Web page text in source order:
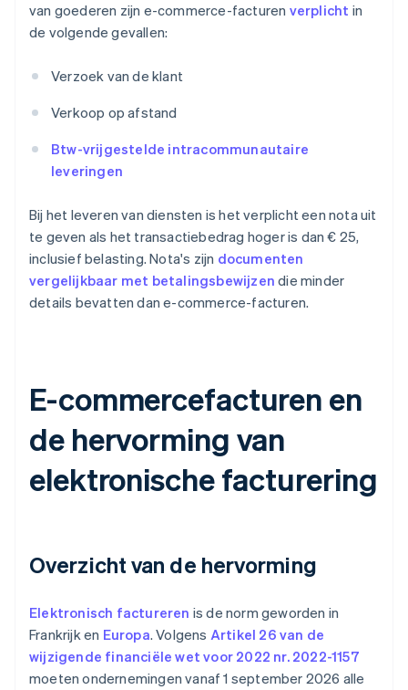
van goederen zijn e-commerce-facturen verplicht in
de volgende gevallen:
Verzoek van de klant
Verkoop op afstand
Btw-vrijgestelde intracommunautaire
leveringen
Bij het leveren van diensten is het verplicht een nota uit
te geven als het transactiebedrag hoger is dan € 25,
inclusief belasting. Nota's zijn documenten
vergelijkbaar met betalingsbewijzen die minder
details bevatten dan e-commerce-facturen.
E-commercefacturen en
de hervorming van
elektronische facturering
Overzicht van de hervorming
Elektronisch factureren is de norm geworden in
Frankrijk en Europa. Volgens Artikel 26 van de
wijzigende financiële wet voor 2022 nr. 2022-1157
moeten ondernemingen vanaf 1 september 2026 alle